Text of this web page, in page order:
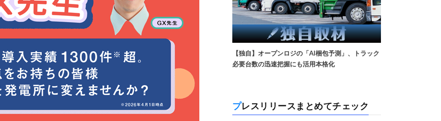
【独自】オープンロジの「AI梱包予測」、トラック
必要台数の迅速把握にも活用本格化
プレスリリースまとめてチェック